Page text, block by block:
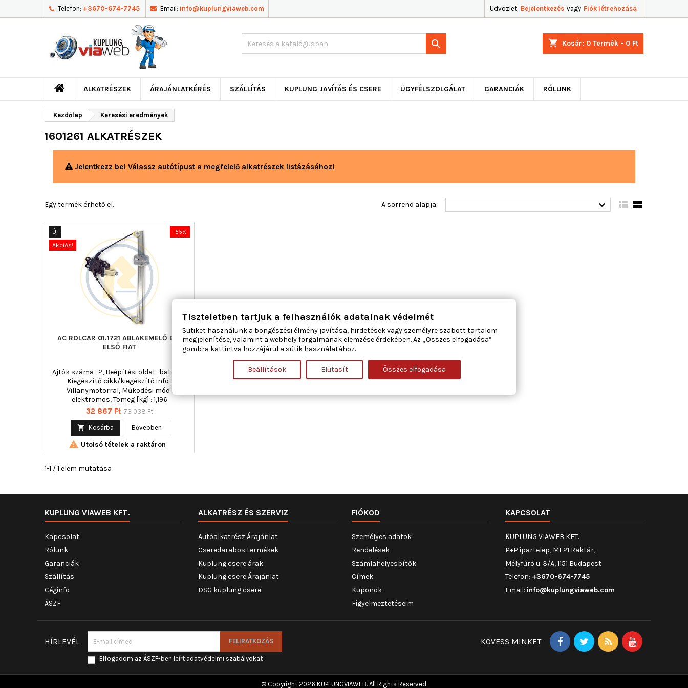
Telefon: +3670-674-7745 Email: info@kuplungviaweb.com Üdvözlet, Bejelentkezés vagy Fiók létrehozása
shopping_cart Kosár: 0 Termék - 0 Ft

ALKATRÉSZEK ÁRAJÁNLATKÉRÉS SZÁLLÍTÁS KUPLUNG JAVÍTÁS ÉS CSERE ÜGYFÉLSZOLGÁLAT GARANCIÁK RÓLUNK
Kezdőlap Keresési eredmények
1601261 ALKATRÉSZEK
Jelentkezz be! Válassz autótípust a megfelelő alkatrészek listázásához!
Egy termék érhető el. A sorrend alapja:   
-55%
Új
Akciós!
AC ROLCAR 01.1721 ABLAKEMELŐ BAL
ELSŐ FIAT
Ajtók száma : 2, Beépítési oldal : bal első,
Kiegészítő cikk/kiegészítő info :
Villanymotorral, Működési mód :
elektromos, Tömeg [kg] : 1,196
Ár
32 867 Ft Normál
73 038 Ft
 Kosárba Bővebben
 Utolsó tételek a raktáron
1-1 / 1 elem mutatása
KUPLUNG VIAWEB KFT.
Kapcsolat
Rólunk
Garanciák
Szállítás
Céginfo
ÁSZF
ALKATRÉSZ ÉS SZERVIZ
Autóalkatrész Árajánlat
Cseredarabos termékek
Kuplung csere árak
Kuplung csere Árajánlat
DSG kuplung csere
FIÓKOD
Személyes adatok
Rendelések
Számlahelyesbítők
Címek
Kuponok
Figyelmeztetéseim
KAPCSOLAT
KUPLUNG VIAWEB KFT.
P+P ipartelep, MF21 Raktár,
Mélyfúró u. 3/A, 1151 Budapest
Telefon: +3670-674-7745
Email: info@kuplungviaweb.com
HÍRLEVÉL
Elfogadom az ÁSZF-ben leírt adatvédelmi szabályokat
KÖVESS MINKET
© Copyright 2026 KUPLUNGVIAWEB. All Rights Reserved.
Tiszteletben tartjuk a felhasználók adatainak védelmét
Sütiket használunk a böngészési élmény javítása, hirdetések vagy személyre szabott tartalom
megjelenítése, valamint a webhely forgalmának elemzése érdekében. Az „Összes elfogadása”
gombra kattintva hozzájárul a sütik használatához.
Beállítások Elutasít Összes elfogadása